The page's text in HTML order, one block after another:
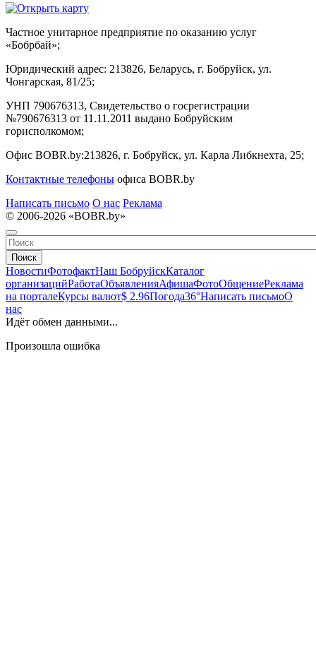
Частное унитарное предприятие по оказанию услуг
«Бобрбай»;
Юридический адрес: 213826, Беларусь, г. Бобруйск, ул.
Чонгарская, 81/25;
УНП 790676313, Свидетельство о госрегистрации
№790676313 от 11.11.2011 выдано Бобруйским
горисполкомом;
Офис BOBR.by:213826, г. Бобруйск, ул. Карла Либкнехта, 25;
Контактные телефоны офиса BOBR.by
Написать письмо О нас Реклама
© 2006-2026 «BOBR.by»
Поиск
НовостиФотофактНаш БобруйскКаталог
организацийРаботаОбъявленияАфишаФотоОбщениеРеклама
на порталеКурсы валют$ 2.96Погода36°Написать письмоО
нас
Идёт обмен данными...
Произошла ошибка